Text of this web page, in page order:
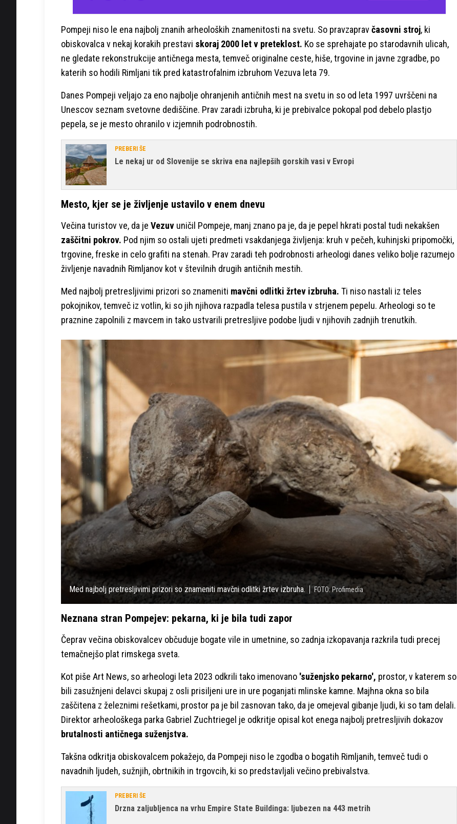
Pompeji niso le ena najbolj znanih arheoloških znamenitosti na svetu. So pravzapravčasovni stroj, ki
obiskovalca v nekaj korakih prestavi skoraj 2000 let v preteklost. Ko se sprehajate po starodavnih ulicah,
ne gledate rekonstrukcije antičnega mesta, temveč originalne ceste, hiše, trgovine in javne zgradbe, po
katerih so hodili Rimljani tik pred katastrofalnim izbruhom Vezuva leta 79.
Danes Pompeji veljajo za eno najbolje ohranjenih antičnih mest na svetu in so od leta 1997 uvrščeni na
Unescov seznam svetovne dediščine. Prav zaradi izbruha, ki je prebivalce pokopal pod debelo plastjo
pepela, se je mesto ohranilo v izjemnih podrobnostih.
PREBERI ŠE
Le nekaj ur od Slovenije se skriva ena najlepših gorskih vasi v Evropi
Mesto, kjer se je življenje ustavilo v enem dnevu
Večina turistov ve, da je Vezuv uničil Pompeje, manj znano pa je, da je pepel hkrati postal tudi nekakšen
zaščitni pokrov. Pod njim so ostali ujeti predmeti vsakdanjega življenja: kruh v pečeh, kuhinjski pripomočki,
trgovine, freske in celo grafiti na stenah. Prav zaradi teh podrobnosti arheologi danes veliko bolje razumejo
življenje navadnih Rimljanov kot v številnih drugih antičnih mestih.
Med najbolj pretresljivimi prizori so znameniti mavčni odlitki žrtev izbruha. Ti niso nastali iz teles
pokojnikov, temveč iz votlin, ki so jih njihova razpadla telesa pustila v strjenem pepelu. Arheologi so te
praznine zapolnili z mavcem in tako ustvarili pretresljive podobe ljudi v njihovih zadnjih trenutkih.
Med najbolj pretresljivimi prizori so znameniti mavčni odlitki žrtev izbruha. FOTO: Profimedia
Neznana stran Pompejev: pekarna, ki je bila tudi zapor
Čeprav večina obiskovalcev občuduje bogate vile in umetnine, so zadnja izkopavanja razkrila tudi precej
temačnejšo plat rimskega sveta.
Kot piše Art News, so arheologi leta 2023 odkrili tako imenovano 'suženjsko pekarno', prostor, v katerem so
bili zasužnjeni delavci skupaj z osli prisiljeni ure in ure poganjati mlinske kamne. Majhna okna so bila
zaščitena z železnimi rešetkami, prostor pa je bil zasnovan tako, da je omejeval gibanje ljudi, ki so tam delali.
Direktor arheološkega parka Gabriel Zuchtriegel je odkritje opisal kot enega najbolj pretresljivih dokazov
brutalnosti antičnega suženjstva.
Takšna odkritja obiskovalcem pokažejo, da Pompeji niso le zgodba o bogatih Rimljanih, temveč tudi o
navadnih ljudeh, sužnjih, obrtnikih in trgovcih, ki so predstavljali večino prebivalstva.
PREBERI ŠE
Drzna zaljubljenca na vrhu Empire State Buildinga: ljubezen na 443 metrih